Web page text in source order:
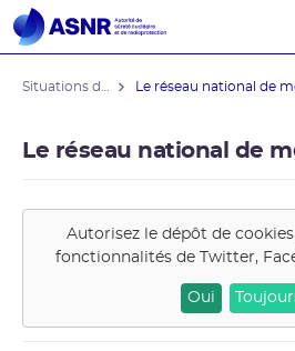
Le réseau national de
Le réseau national de
Autorisez le dépôt de
fonctionnalités de Twitter,
Oui